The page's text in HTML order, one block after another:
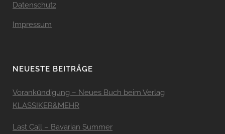
Datenschutz
Impressum
NEUESTE BEITRÄGE
Vorankündigung – Neues Buch beim Verlag
KLASSIKER&MEHR
Last Call – Bavarian Summer